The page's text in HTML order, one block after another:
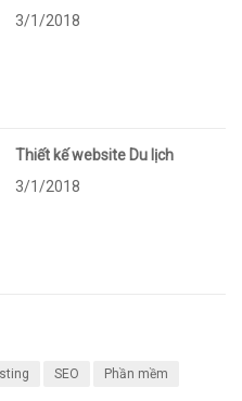
3/1/2018
Thiết kế website Du lịch
3/1/2018
SEO Phần mềm